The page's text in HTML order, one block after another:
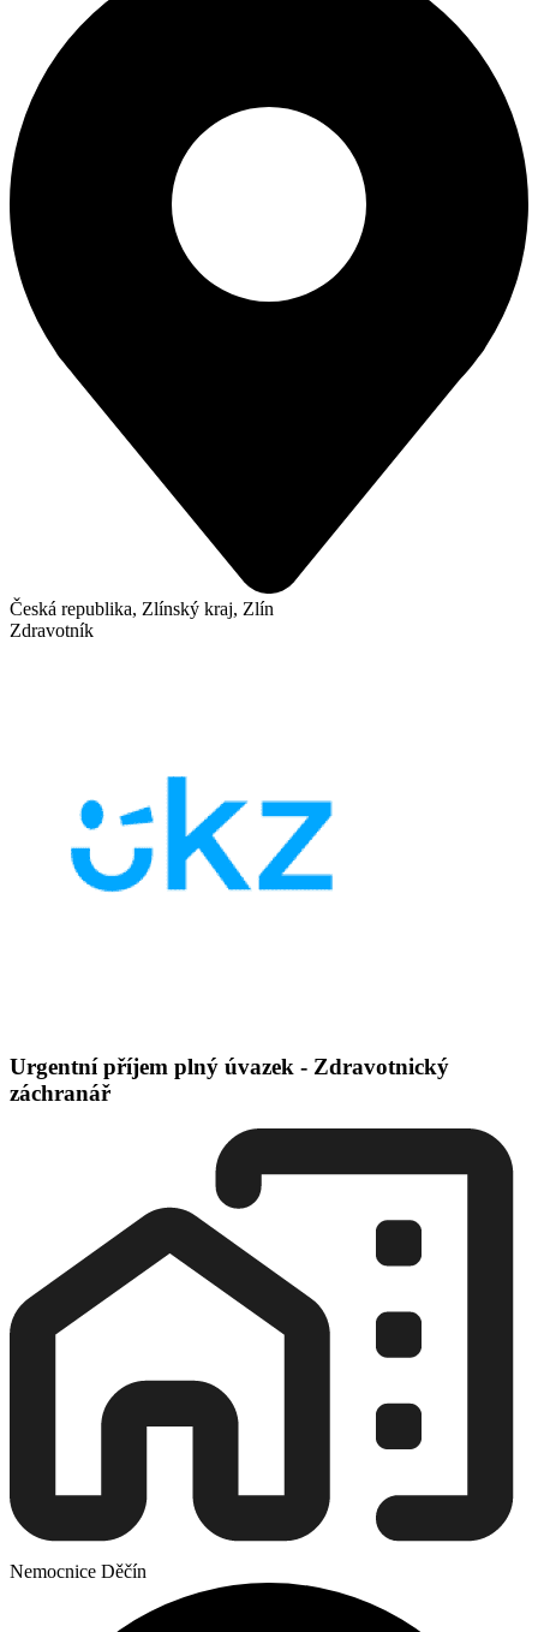
Česká republika, Zlínský kraj, Zlín
Zdravotník
Urgentní příjem plný úvazek - Zdravotnický
záchranář
Nemocnice Děčín